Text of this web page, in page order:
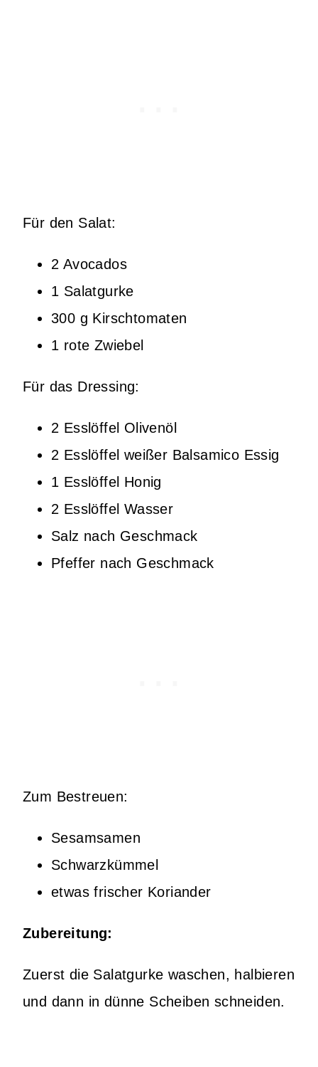
Für den Salat:
2 Avocados
1 Salatgurke
300 g Kirschtomaten
1 rote Zwiebel
Für das Dressing:
2 Esslöffel Olivenöl
2 Esslöffel weißer Balsamico Essig
1 Esslöffel Honig
2 Esslöffel Wasser
Salz nach Geschmack
Pfeffer nach Geschmack
Zum Bestreuen:
Sesamsamen
Schwarzkümmel
etwas frischer Koriander
Zubereitung:
Zuerst die Salatgurke waschen, halbieren
und dann in dünne Scheiben schneiden.